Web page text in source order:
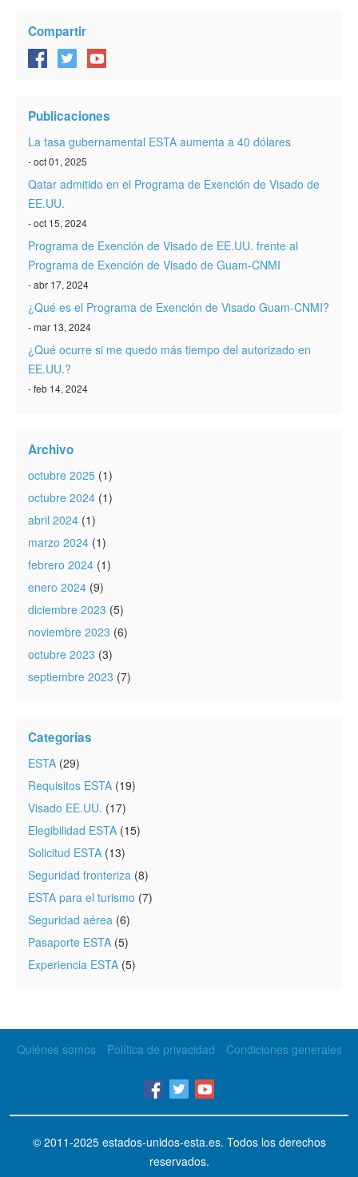
Compartir
Publicaciones
La tasa gubernamental ESTA aumenta a 40 dólares
- oct 01, 2025
Qatar admitido en el Programa de Exención de Visado de
EE.UU.
- oct 15, 2024
Programa de Exención de Visado de EE.UU. frente al
Programa de Exención de Visado de Guam-CNMI
- abr 17, 2024
¿Qué es el Programa de Exención de Visado Guam-CNMI?
- mar 13, 2024
¿Qué ocurre si me quedo más tiempo del autorizado en
EE.UU.?
- feb 14, 2024
Archivo
octubre 2025 (1)
octubre 2024 (1)
abril 2024 (1)
marzo 2024 (1)
febrero 2024 (1)
enero 2024 (9)
diciembre 2023 (5)
noviembre 2023 (6)
octubre 2023 (3)
septiembre 2023 (7)
Categorías
ESTA (29)
Requisitos ESTA (19)
Visado EE.UU. (17)
Elegibilidad ESTA (15)
Solicitud ESTA (13)
Seguridad fronteriza (8)
ESTA para el turismo (7)
Seguridad aérea (6)
Pasaporte ESTA (5)
Experiencia ESTA (5)
Quiénes somos Política de privacidad Condiciones generales
© 2011-2025 estados-unidos-esta.es. Todos los derechos
reservados.